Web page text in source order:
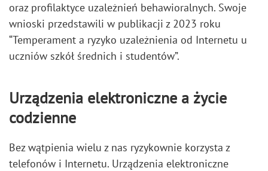
oraz profilaktyce uzależnień behawioralnych. Swoje
wnioski przedstawili w publikacji z 2023 roku
“Temperament a ryzyko uzależnienia od Internetu u
uczniów szkół średnich i studentów”.
Urządzenia elektroniczne a życie
codzienne
Bez wątpienia wielu z nas ryzykownie korzysta z
telefonów i Internetu. Urządzenia elektroniczne